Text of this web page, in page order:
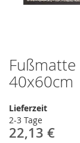
40x60cm
Lieferzeit
2-3 Tage
22,13 €
Zum
Anfang
der
springen